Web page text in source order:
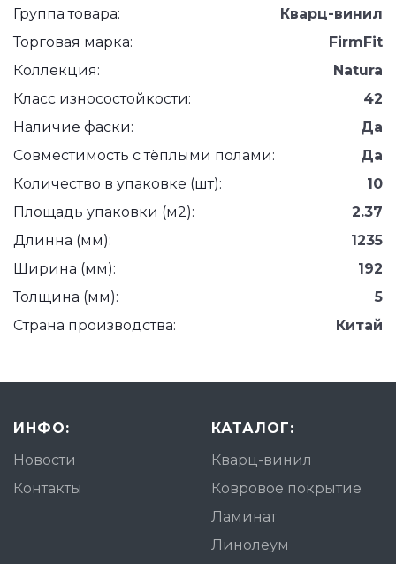
Группа товара:
Кварц-винил
Торговая марка:
FirmFit
Коллекция:
Natura
Класс износостойкости:
42
Наличие фаски:
Да
Совместимость с тёплыми полами:
Да
Количество в упаковке (шт):
10
Площадь упаковки (м2):
2.37
Длинна (мм):
1235
Ширина (мм):
192
Толщина (мм):
5
Страна производства:
Китай
ИНФО:
Новости
Контакты
КАТАЛОГ:
Кварц-винил
Ковровое покрытие
Ламинат
Линолеум